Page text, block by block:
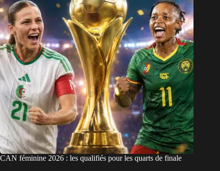
CAN féminine 2026 : les qualifiés pour les quarts de finale